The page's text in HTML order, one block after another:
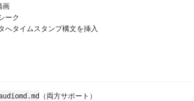
画
ーク
へタイムスタンプ構文を挿入
（両方サポート）